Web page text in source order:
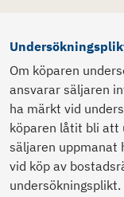
Om köparen
ansvarar säljaren
ha märkt vid
köparen låtit bli att
säljaren uppmanat
vid köp av
undersökningsplikt.